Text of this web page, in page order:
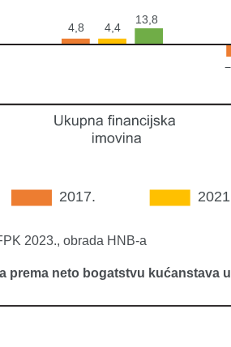
2023., obrada HNB-a
prema neto bogatstvu kućanstava u